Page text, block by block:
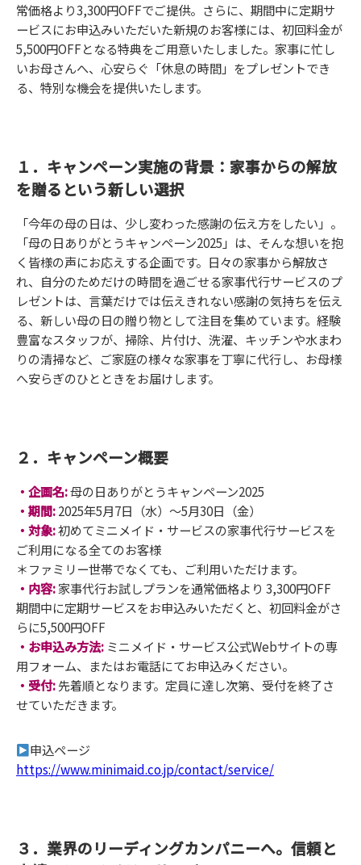
常価格より3,300円OFFでご提供。さらに、期間中に定期サ
ービスにお申込みいただいた新規のお客様には、初回料金が
5,500円OFFとなる特典をご用意いたしました。家事に忙し
いお母さんへ、心安らぐ「休息の時間」をプレゼントでき
る、特別な機会を提供いたします。
１．キャンペーン実施の背景：家事からの解放
を贈るという新しい選択
「今年の母の日は、少し変わった感謝の伝え方をしたい」。
「母の日ありがとうキャンペーン2025」は、そんな想いを抱
く皆様の声にお応えする企画です。日々の家事から解放さ
れ、自分のためだけの時間を過ごせる家事代行サービスのプ
レゼントは、言葉だけでは伝えきれない感謝の気持ちを伝え
る、新しい母の日の贈り物として注目を集めています。経験
豊富なスタッフが、掃除、片付け、洗濯、キッチンや水まわ
りの清掃など、ご家庭の様々な家事を丁寧に代行し、お母様
へ安らぎのひとときをお届けします。
２．キャンペーン概要
・企画名:母の日ありがとうキャンペーン2025
・期間:2025年5月7日（水）～5月30日（金）
・対象:初めてミニメイド・サービスの家事代行サービスを
ご利用になる全てのお客様
＊ファミリー世帯でなくても、ご利用いただけます。
・内容:家事代行お試しプランを通常価格より 3,300円OFF
期間中に定期サービスをお申込みいただくと、初回料金がさ
らに5,500円OFF
・お申込み方法: ミニメイド・サービス公式Webサイトの専
用フォーム、またはお電話にてお申込みください。
・受付:先着順となります。定員に達し次第、受付を終了さ
せていただきます。
申込ページ
https://www.minimaid.co.jp/contact/service/
３．業界のリーディングカンパニーへ。信頼と